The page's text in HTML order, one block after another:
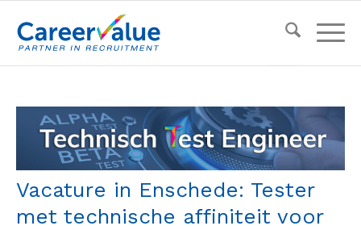
Vacature in Enschede: Tester
met technische affiniteit voor